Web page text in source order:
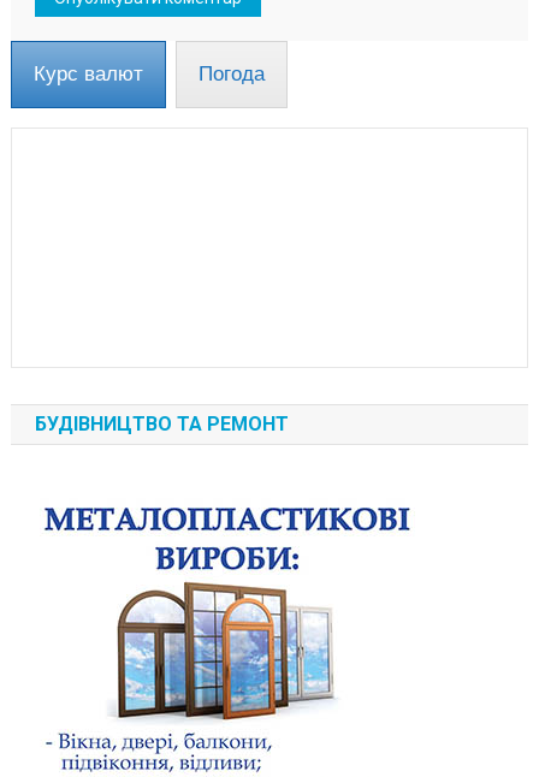
Курс валют Погода
БУДІВНИЦТВО ТА РЕМОНТ